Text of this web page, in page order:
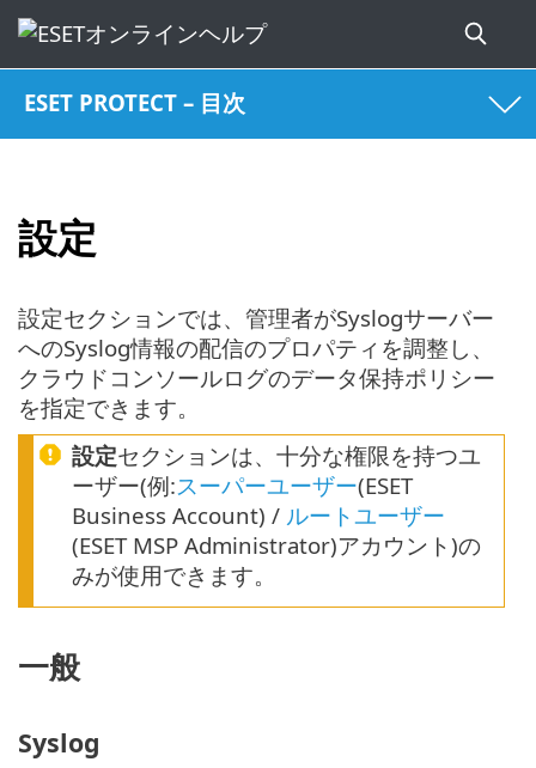
ESET PROTECT – 目次
設定
設定セクションでは、管理者がSyslogサーバー
へのSyslog情報の配信のプロパティを調整し、
クラウドコンソールログのデータ保持ポリシー
を指定できます。
設定セクションは、十分な権限を持つユ
ーザー(例:スーパーユーザー(ESET
Business Account) / ルートユーザー
(ESET MSP Administrator)アカウント)の
みが使用できます。
一般
Syslog